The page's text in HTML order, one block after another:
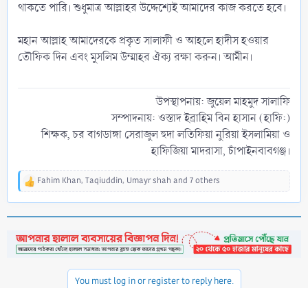
থাকতে পারি। শুধুমাত্র আল্লাহর উদ্দেশ্যেই আমাদের কাজ করতে হবে।
মহান আল্লাহ আমাদেরকে প্রকৃত সালাফী ও আহলে হাদীস হওয়ার
তৌফিক দিন এবং মুসলিম উম্মাহর ঐক্য রক্ষা করুন। আমীন।
উপস্থাপনায়: জুয়েল মাহমুদ সালাফি
সম্পাদনায়: ওস্তাদ ইব্রাহিম বিন হাসান (হাফি:)
শিক্ষক, চর বাগডাঙ্গা সেরাজুল হুদা লতিফিয়া নুরিয়া ইসলামিয়া ও
হাফিজিয়া মাদরাসা, চাঁপাইনবাবগঞ্জ।​
R
t
i
Fahim Khan, Taqiuddin, Umayr shah and 7 others
You must log in or register to reply here.